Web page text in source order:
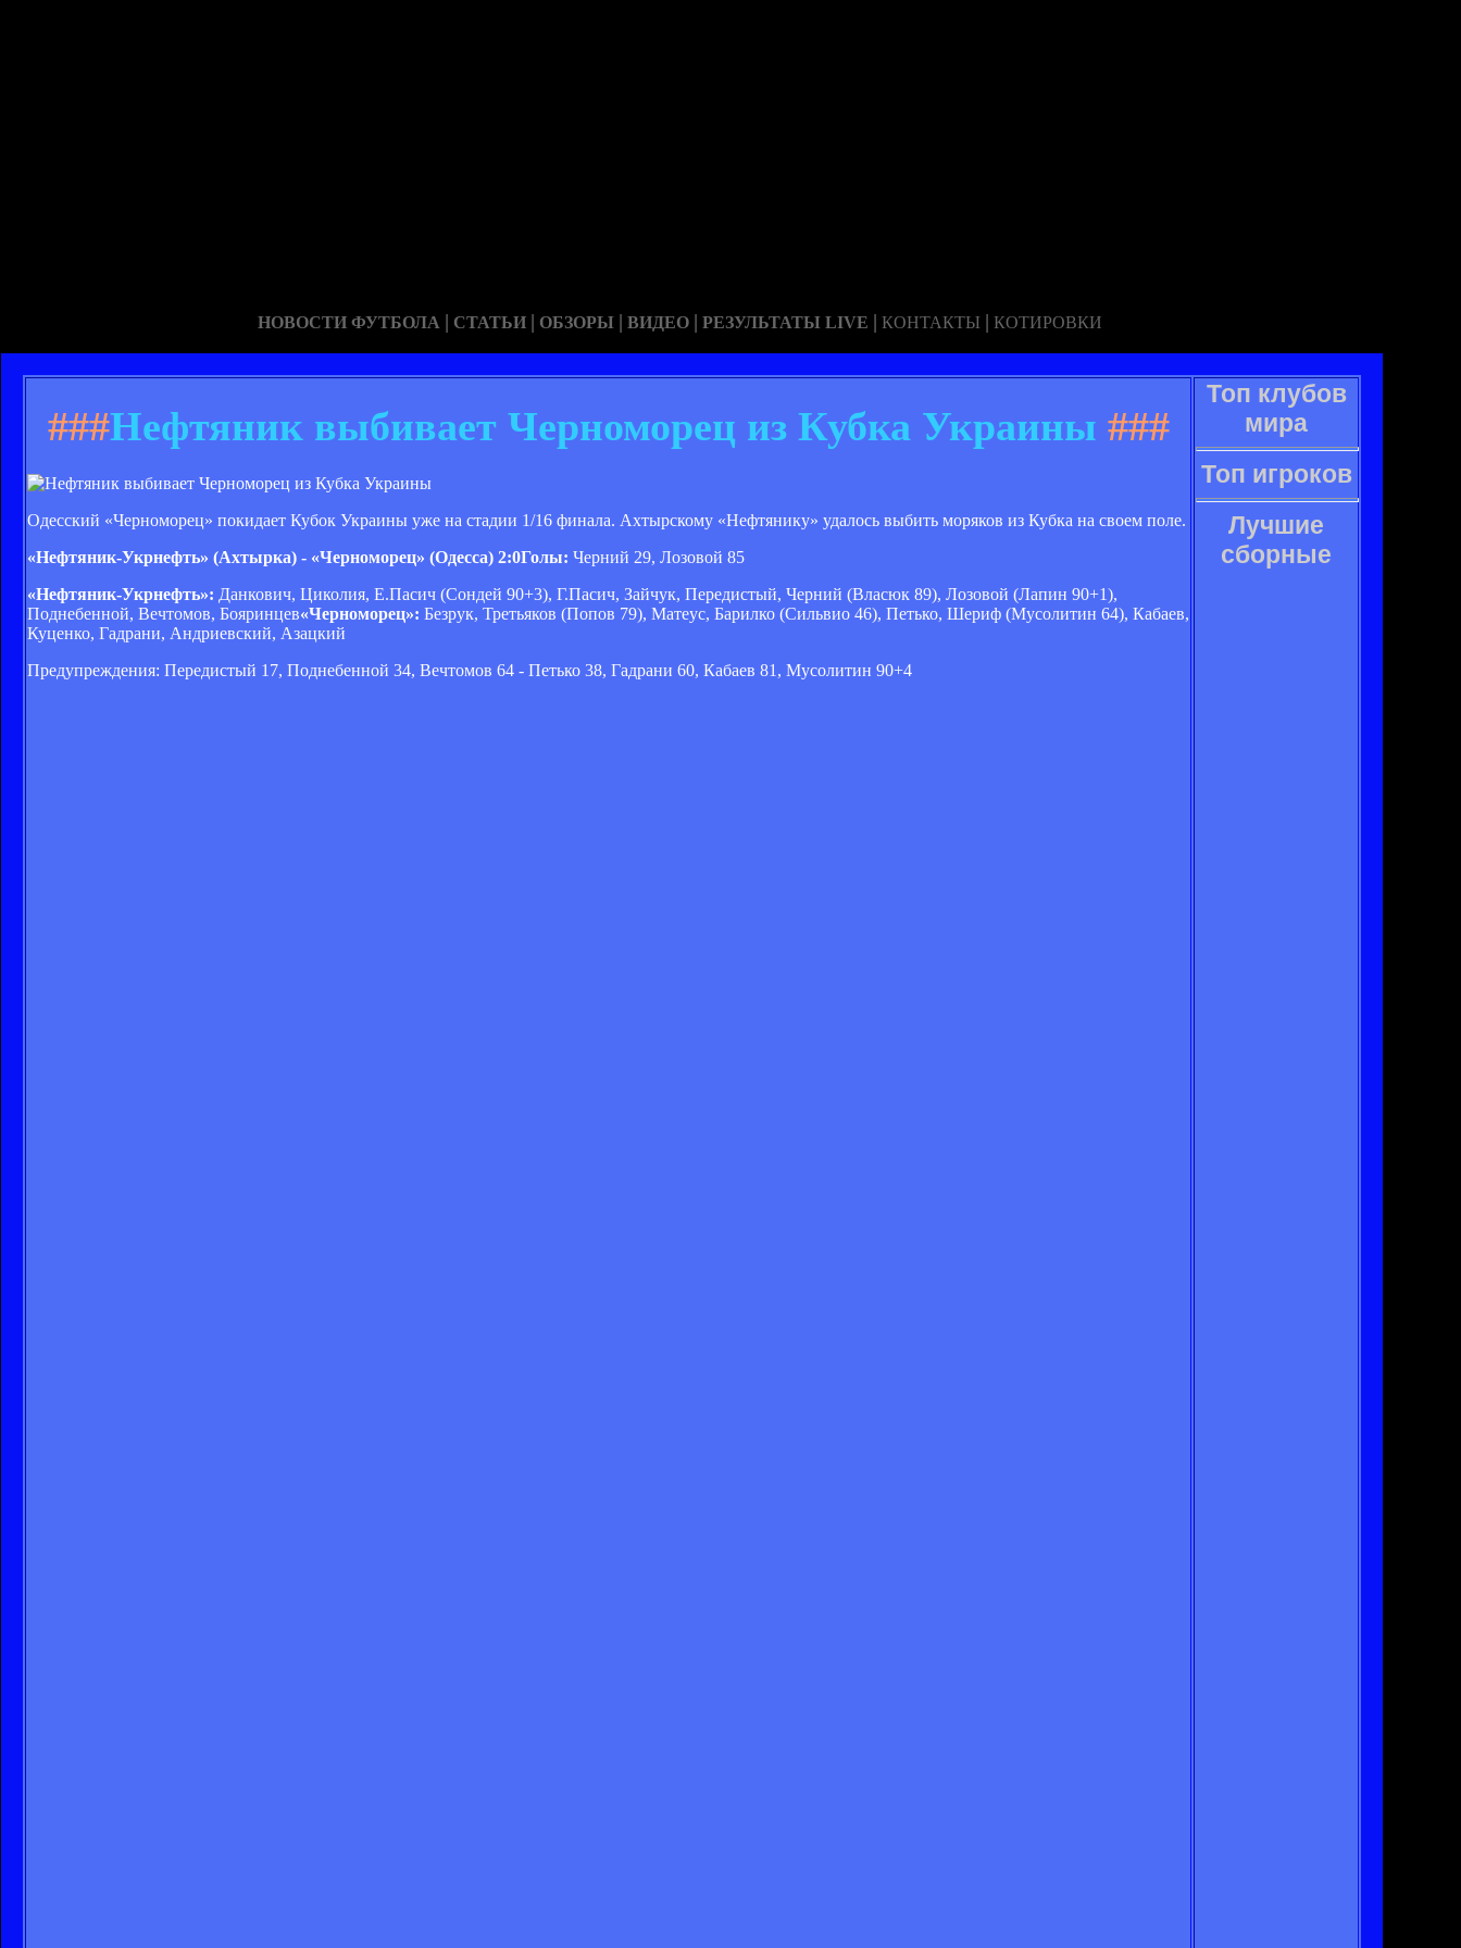
НОВОСТИ ФУТБОЛА | СТАТЬИ | ОБЗОРЫ | ВИДЕО | РЕЗУЛЬТАТЫ LIVE | КОНТАКТЫ | КОТИРОВКИ
###Нефтяник выбивает Черноморец из Кубка Украины ###
Одесский «Черноморец» покидает Кубок Украины уже на стадии 1/16 финала. Ахтырскому «Нефтянику» удалось выбить моряков из Кубка на своем поле.
«Нефтяник-Укрнефть» (Ахтырка) - «Черноморец» (Одесса) 2:0Голы: Черний 29, Лозовой 85
«Нефтяник-Укрнефть»: Данкович, Циколия, Е.Пасич (Сондей 90+3), Г.Пасич, Зайчук, Передистый, Черний (Власюк 89), Лозовой (Лапин 90+1),
Поднебенной, Вечтомов, Бояринцев«Черноморец»: Безрук, Третьяков (Попов 79), Матеус, Барилко (Сильвио 46), Петько, Шериф (Мусолитин 64), Кабаев,
Куценко, Гадрани, Андриевский, Азацкий
Предупреждения: Передистый 17, Поднебенной 34, Вечтомов 64 - Петько 38, Гадрани 60, Кабаев 81, Мусолитин 90+4
Топ клубов
мира
Топ игроков
Лучшие
сборные